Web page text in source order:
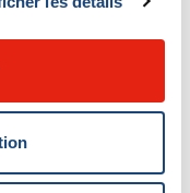
! Nous sommes
besoins de